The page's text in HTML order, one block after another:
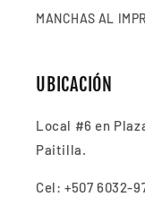
MANCHAS AL
UBICACIÓN
Local #6 en
Paitilla.
Cel: +507 6032-